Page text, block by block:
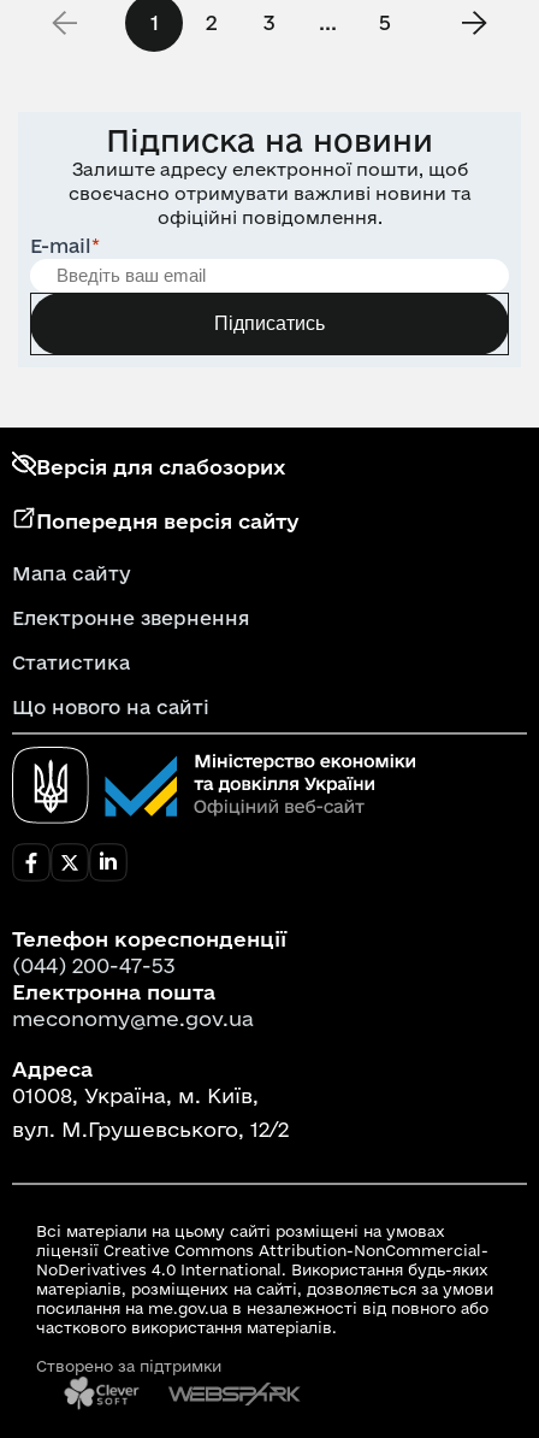
1 2 3 ... 5
Підписка на новини
Залиште адресу електронної пошти, щоб
своєчасно отримувати важливі новини та
офіційні повідомлення.
E-mail*
Підписатись
Версія для слабозорих
Попередня версія сайту
Мапа сайту
Електронне звернення
Статистика
Що нового на сайті
Телефон кореспонденції
(044) 200-47-53
Електронна пошта
meconomy@me.gov.ua
Адреса
01008, Україна, м. Київ,
вул. М.Грушевського, 12/2
Всі матеріали на цьому сайті розміщені на умовах
ліцензії Creative Commons Attribution-NonCommercial-
NoDerivatives 4.0 International. Використання будь-яких
матеріалів, розміщених на сайті, дозволяється за умови
посилання на me.gov.ua в незалежності від повного або
часткового використання матеріалів.
Створено за підтримки